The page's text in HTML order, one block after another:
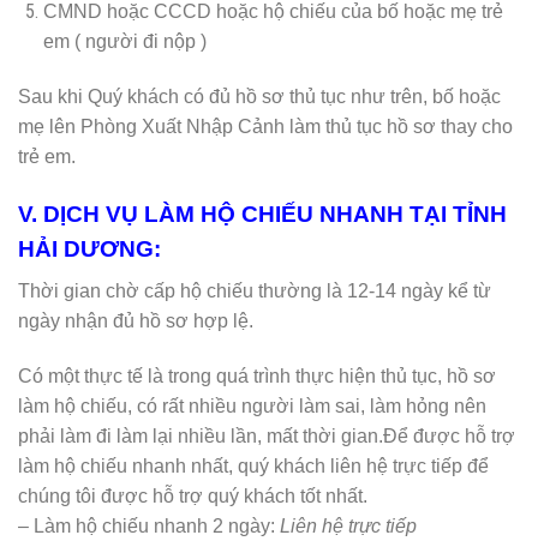
CMND hoặc CCCD hoặc hộ chiếu của bố hoặc mẹ trẻ
em ( người đi nộp )
Sau khi Quý khách có đủ hồ sơ thủ tục như trên, bố hoặc
mẹ lên Phòng Xuất Nhập Cảnh làm thủ tục hồ sơ thay cho
trẻ em.
V. DỊCH VỤ LÀM HỘ CHIẾU NHANH TẠI TỈNH
HẢI DƯƠNG:
Thời gian chờ cấp hộ chiếu thường là 12-14 ngày kể từ
ngày nhận đủ hồ sơ hợp lệ.
Có một thực tế là trong quá trình thực hiện thủ tục, hồ sơ
làm hộ chiếu, có rất nhiều người làm sai, làm hỏng nên
phải làm đi làm lại nhiều lần, mất thời gian.Để được hỗ trợ
làm hộ chiếu nhanh nhất, quý khách liên hệ trực tiếp để
chúng tôi được hỗ trợ quý khách tốt nhất.
– Làm hộ chiếu nhanh 2 ngày: Liên hệ trực tiếp